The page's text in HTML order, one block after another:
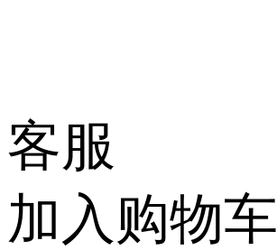
客服
加入购物车